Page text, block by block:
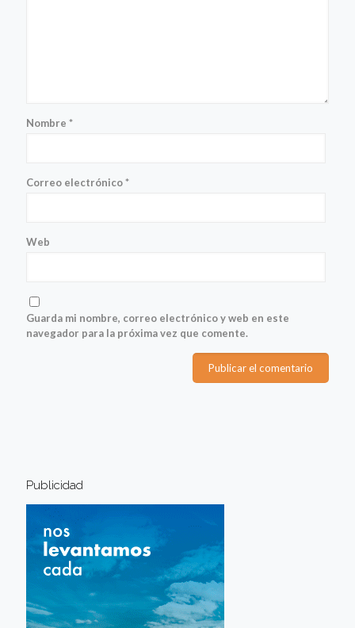
Nombre *
Correo electrónico*
Web
Guarda mi nombre, correo electrónico y web en este
navegador para la próxima vez que comente.
Publicidad